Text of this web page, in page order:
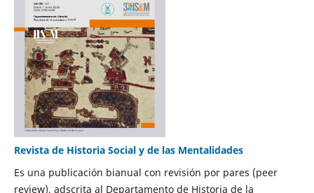
Revista de Historia Social y de las Mentalidades
Es una publicación bianual con revisión por pares (peer
review), adscrita al Departamento de Historia de la